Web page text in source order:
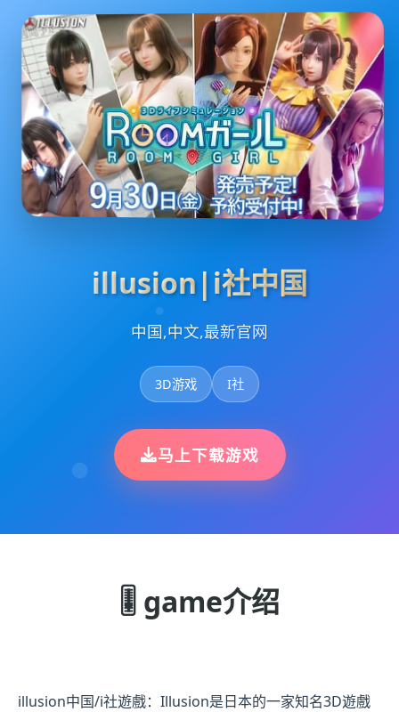
illusion|i社中国
中国,中文,最新官网
3D游戏 I社
马上下载游戏
🎚️ game介绍
illusion中国/i社遊戲：Illusion是日本的一家知名3D遊戲